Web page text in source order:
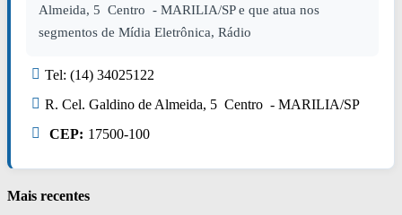
Almeida, 5 Centro - MARILIA/SP e que atua nos
segmentos de Mídia Eletrônica, Rádio
Tel: (14) 34025122
R. Cel. Galdino de Almeida, 5 Centro - MARILIA/SP
CEP: 17500-100
Mais recentes